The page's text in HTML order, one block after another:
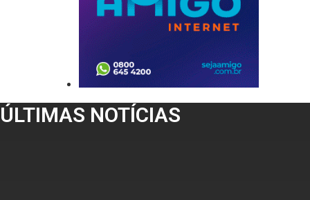
ÚLTIMAS NOTÍCIAS